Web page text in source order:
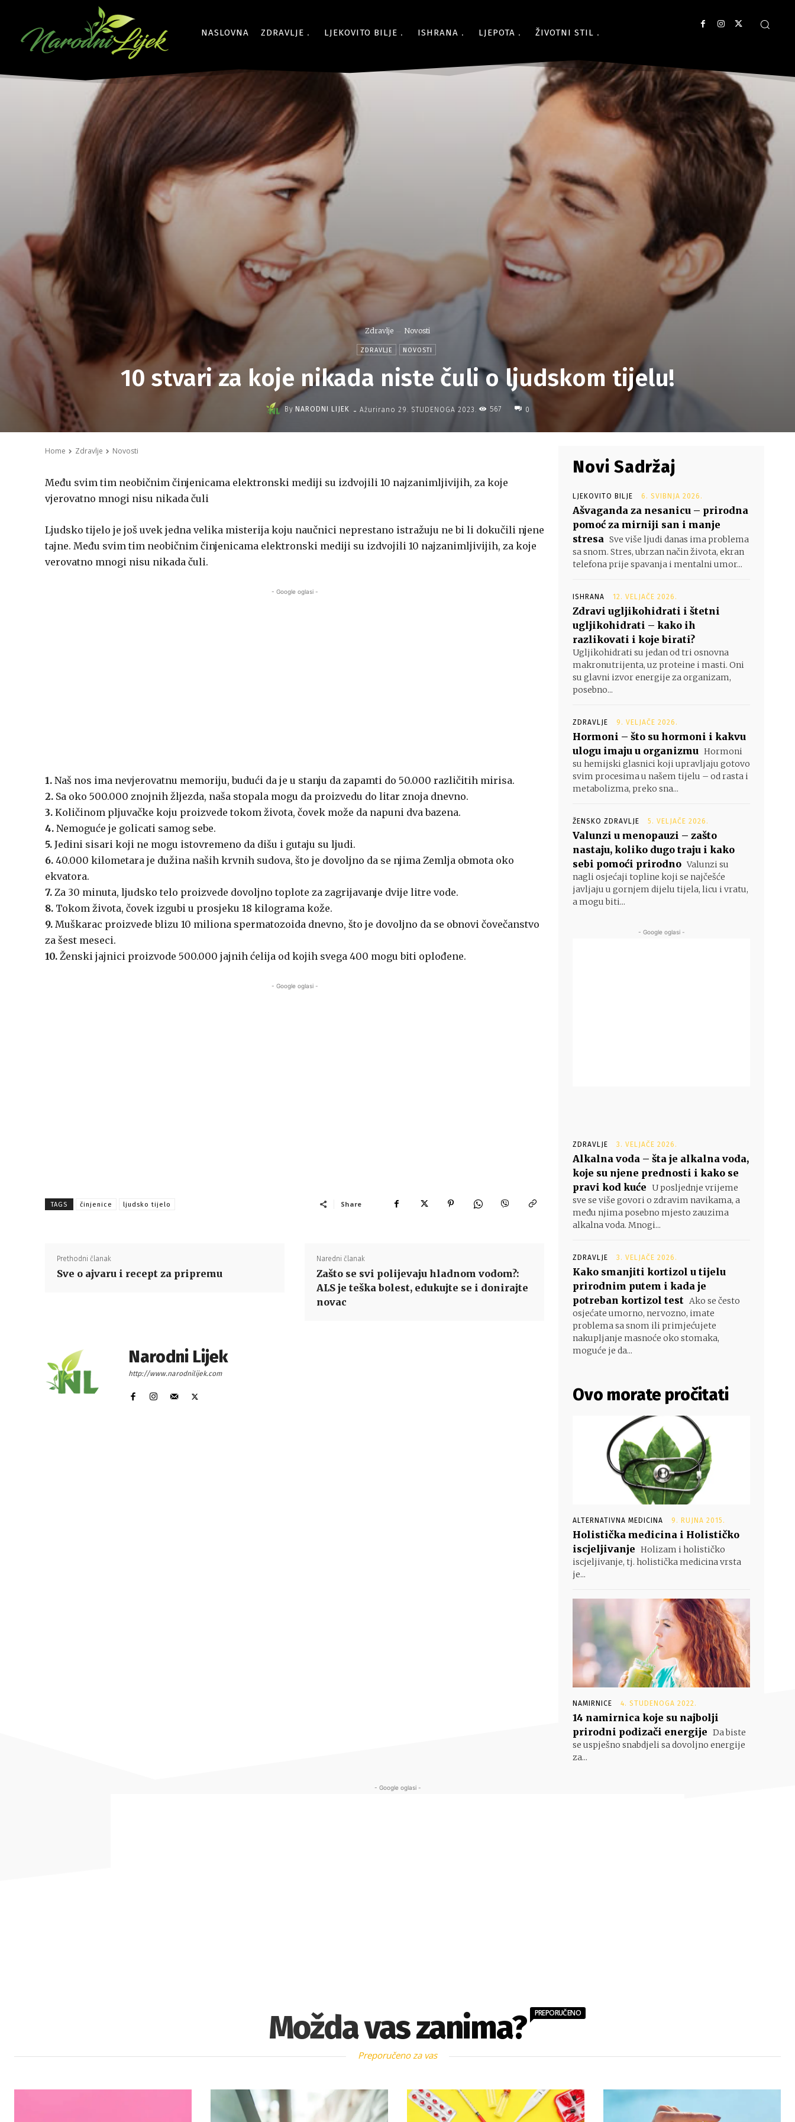
NASLOVNA ZDRAVLJE LJEKOVITO BILJE ISHRANA LJEPOTA ŽIVOTNI STIL
Zdravlje Novosti
ZDRAVLJE NOVOSTI
10 stvari za koje nikada niste čuli o ljudskom tijelu!
By NARODNI LIJEK - Ažurirano 29. STUDENOGA 2023. 567 0
Home Zdravlje Novosti
Među svim tim neobičnim činjenicama elektronski mediji su izdvojili 10 najzanimljivijih, za koje
vjerovatno mnogi nisu nikada čuli
Ljudsko tijelo je još uvek jedna velika misterija koju naučnici neprestano istražuju ne bi li dokučili njene
tajne. Među svim tim neobičnim činjenicama elektronski mediji su izdvojili 10 najzanimljivijih, za koje
verovatno mnogi nisu nikada čuli.
- Google oglasi -
1. Naš nos ima nevjerovatnu memoriju, budući da je u stanju da zapamti do 50.000 različitih mirisa.
2. Sa oko 500.000 znojnih žljezda, naša stopala mogu da proizvedu do litar znoja dnevno.
3. Količinom pljuvačke koju proizvede tokom života, čovek može da napuni dva bazena.
4. Nemoguće je golicati samog sebe.
5. Jedini sisari koji ne mogu istovremeno da dišu i gutaju su ljudi.
6. 40.000 kilometara je dužina naših krvnih sudova, što je dovoljno da se njima Zemlja obmota oko
ekvatora.
7. Za 30 minuta, ljudsko telo proizvede dovoljno toplote za zagrijavanje dvije litre vode.
8. Tokom života, čovek izgubi u prosjeku 18 kilograma kože.
9. Muškarac proizvede blizu 10 miliona spermatozoida dnevno, što je dovoljno da se obnovi čovečanstvo
za šest meseci.
10. Ženski jajnici proizvode 500.000 jajnih ćelija od kojih svega 400 mogu biti oplođene.
- Google oglasi -
TAGS činjenice ljudsko tijelo Share
Prethodni članak
Sve o ajvaru i recept za pripremu
Naredni članak
Zašto se svi polijevaju hladnom vodom?:
ALS je teška bolest, edukujte se i donirajte
novac
Narodni Lijek
http://www.narodnilijek.com
Novi Sadržaj
LJEKOVITO BILJE 6. SVIBNJA 2026.
Ašvaganda za nesanicu – prirodna
pomoć za mirniji san i manje
stresa Sve više ljudi danas ima problema
sa snom. Stres, ubrzan način života, ekran
telefona prije spavanja i mentalni umor...
ISHRANA 12. VELJAČE 2026.
Zdravi ugljikohidrati i štetni
ugljikohidrati – kako ih
razlikovati i koje birati?
Ugljikohidrati su jedan od tri osnovna
makronutrijenta, uz proteine i masti. Oni
su glavni izvor energije za organizam,
posebno...
ZDRAVLJE 9. VELJAČE 2026.
Hormoni – što su hormoni i kakvu
ulogu imaju u organizmu Hormoni
su hemijski glasnici koji upravljaju gotovo
svim procesima u našem tijelu – od rasta i
metabolizma, preko sna...
ŽENSKO ZDRAVLJE 5. VELJAČE 2026.
Valunzi u menopauzi – zašto
nastaju, koliko dugo traju i kako
sebi pomoći prirodno Valunzi su
nagli osjećaji topline koji se najčešće
javljaju u gornjem dijelu tijela, licu i vratu,
a mogu biti...
- Google oglasi -
ZDRAVLJE 3. VELJAČE 2026.
Alkalna voda – šta je alkalna voda,
koje su njene prednosti i kako se
pravi kod kuće U posljednje vrijeme
sve se više govori o zdravim navikama, a
među njima posebno mjesto zauzima
alkalna voda. Mnogi...
ZDRAVLJE 3. VELJAČE 2026.
Kako smanjiti kortizol u tijelu
prirodnim putem i kada je
potreban kortizol test Ako se često
osjećate umorno, nervozno, imate
problema sa snom ili primjećujete
nakupljanje masnoće oko stomaka,
moguće je da...
Ovo morate pročitati
ALTERNATIVNA MEDICINA 9. RUJNA 2015.
Holistička medicina i Holističko
iscjeljivanje Holizam i holističko
iscjeljivanje, tj. holistička medicina vrsta
je...
NAMIRNICE 4. STUDENOGA 2022.
14 namirnica koje su najbolji
prirodni podizači energije Da biste
se uspješno snabdjeli sa dovoljno energije
za...
- Google oglasi -
Možda vas zanima? PREPORUČENO
Preporučeno za vas